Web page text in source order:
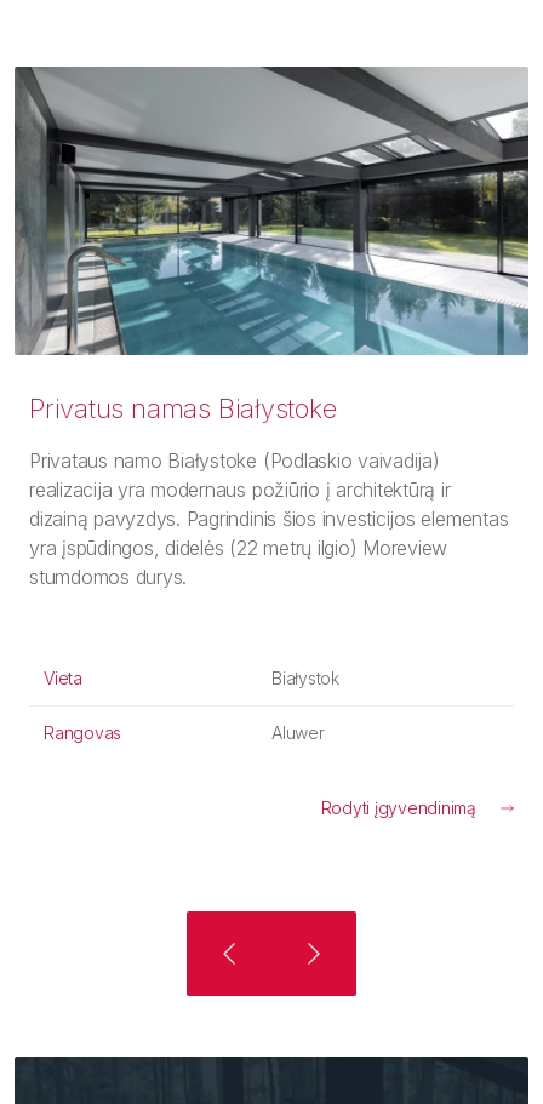
Privatus namas Białystoke
Privataus namo Białystoke (Podlaskio vaivadija)
realizacija yra modernaus požiūrio į architektūrą ir
dizainą pavyzdys. Pagrindinis šios investicijos elementas
yra įspūdingos, didelės (22 metrų ilgio) Moreview
stumdomos durys.
Vieta Białystok
Rangovas Aluwer
Rodyti įgyvendinimą